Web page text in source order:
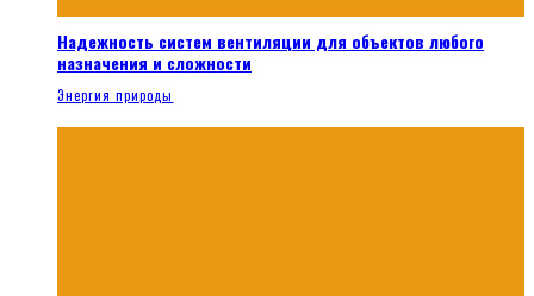
Надежность систем вентиляции для объектов любого
назначения и сложности
Энергия природы